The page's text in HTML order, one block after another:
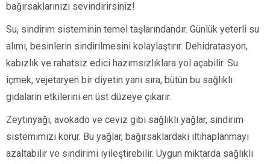
bağırsaklarınızı sevindirirsiniz!
Su, sindirim sisteminin temel taşlarındandır. Günlük yeterli su
alımı, besinlerin sindirilmesini kolaylaştırır. Dehidratasyon,
kabızlık ve rahatsız edici hazımsızlıklara yol açabilir. Su
içmek, vejetaryen bir diyetin yanı sıra, bütün bu sağlıklı
gıdaların etkilerini en üst düzeye çıkarır.
Zeytinyağı, avokado ve ceviz gibi sağlıklı yağlar, sindirim
sistemimizi korur. Bu yağlar, bağırsaklardaki iltihaplanmayı
azaltabilir ve sindirimi iyileştirebilir. Uygun miktarda sağlıklı